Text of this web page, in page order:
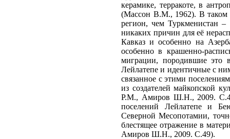
керамике, терракоте, в
(Массон В.М., 1962). В таком
регион, чем Туркменистан
никаких причин для её
Кавказ и особенно на
особенно в крашенно-
миграции, породившие это
Лейлатепе и идентичные с
связанное с этими
из создателей майкопской
Р.М., Амиров Ш.Н., 2009.
поселений Лейлатепе и
Северной Месопотамии,
блестящее отражение в
Амиров Ш.Н., 2009. С.49).